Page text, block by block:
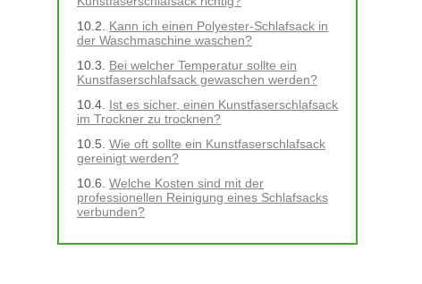
Kann ich einen Polyester-Schlafsack in
der Waschmaschine waschen?
Bei welcher Temperatur sollte ein
Kunstfaserschlafsack gewaschen werden?
Ist es sicher, einen Kunstfaserschlafsack
im Trockner zu trocknen?
Wie oft sollte ein Kunstfaserschlafsack
gereinigt werden?
Welche Kosten sind mit der
professionellen Reinigung eines Schlafsacks
verbunden?